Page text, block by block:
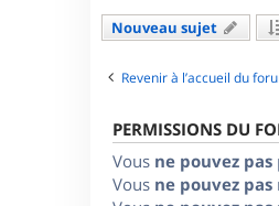
Nouveau sujet
Revenir à l’accueil du
PERMISSIONS DU
Vous ne pouvez pas
Vous ne pouvez pas